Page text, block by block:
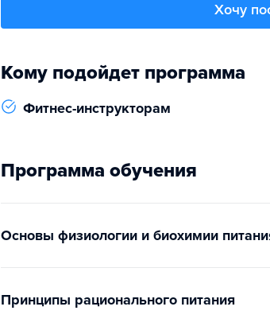
Хочу
Кому подойдет программа
Фитнес-инструкторам
Программа обучения
Основы физиологии и биохимии
Принципы рационального питания